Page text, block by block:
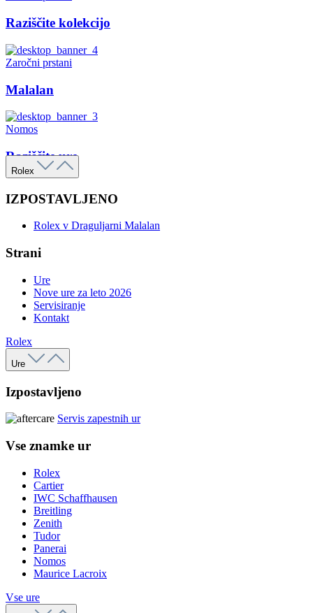
Raziščite kolekcijo
Zaročni prstani
Malalan
Nomos
Raziščite ure
Rolex
IZPOSTAVLJENO
Rolex v Draguljarni Malalan
Strani
Ure
Nove ure za leto 2026
Servisiranje
Kontakt
Rolex
Ure
Izpostavljeno
Servis zapestnih ur
Vse znamke ur
Rolex
Cartier
IWC Schaffhausen
Breitling
Zenith
Tudor
Panerai
Nomos
Maurice Lacroix
Vse ure